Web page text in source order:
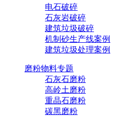
电石破碎
石灰岩破碎
建筑垃圾破碎
机制砂生产线案例
建筑垃圾处理案例
磨粉物料专题
石灰石磨粉
高岭土磨粉
重晶石磨粉
碳黑磨粉